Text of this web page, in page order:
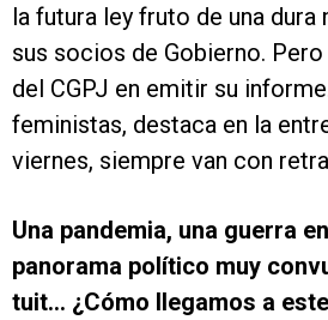
la futura ley fruto de una
sus socios de Gobierno.
del CGPJ en emitir su
feministas, destaca en la
viernes, siempre van con
Una pandemia, una guerra
panorama político muy
tuit… ¿Cómo llegamos a